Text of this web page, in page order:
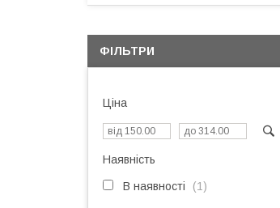
ФІЛЬТРИ
Ціна
Наявність
В наявності 1